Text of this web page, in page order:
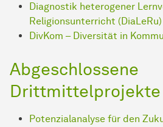
Diagnostik heterogener
Religionsunterricht (DiaLeRu)
DivKom – Diversität in
Abgeschlossene
Drittmittelprojekte
Potenzialanalyse für den